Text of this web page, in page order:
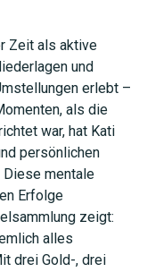
Zeit als aktive
und
erlebt –
als die
war, hat Kati
persönlichen
Diese mentale
Erfolge
zeigt:
alles
drei Gold-, drei